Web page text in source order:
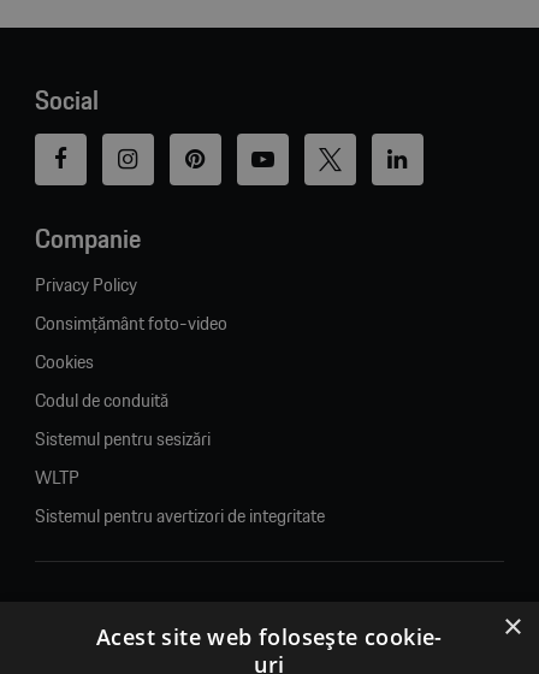
Social
Companie
Privacy Policy
Consimțământ foto-video
Cookies
Codul de conduită
Sistemul pentru sesizări
WLTP
Sistemul pentru avertizori de integritate
© 2026. Porsche Inter Auto Romania. Toate drepturile rezervate. ×
Acest site web folosește cookie-
uri